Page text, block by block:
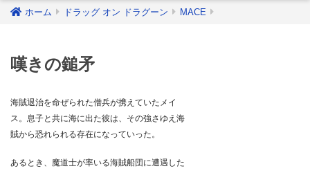
ホーム ドラッグ オン ドラグーン MACE
嘆きの鎚矛
海賊退治を命ぜられた僧兵が携えていたメイ
ス。息子と共に海に出た彼は、その強さゆえ海
賊から恐れられる存在になっていった。
あるとき、魔道士が率いる海賊船団に遭遇した